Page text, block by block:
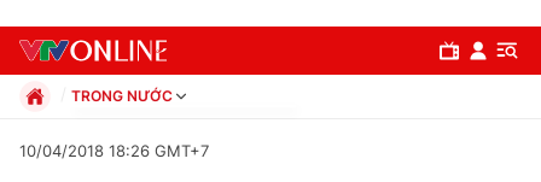
TRONG NƯỚC
Xã hội
10/04/2018 18:26 GMT+7